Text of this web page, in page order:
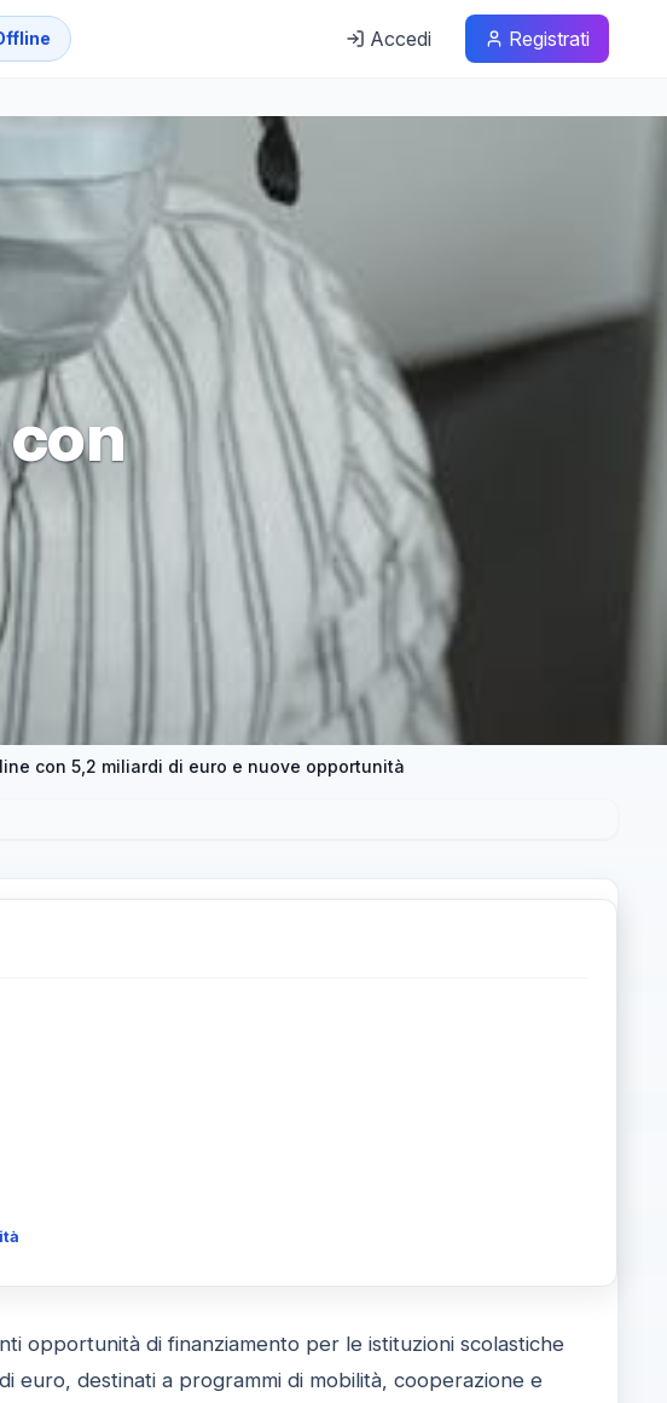
Accedi Registrati
con 5,2 miliardi di euro e nuove opportunità
opportunità di finanziamento per le istituzioni scolastiche
euro, destinati a programmi di mobilità, cooperazione e